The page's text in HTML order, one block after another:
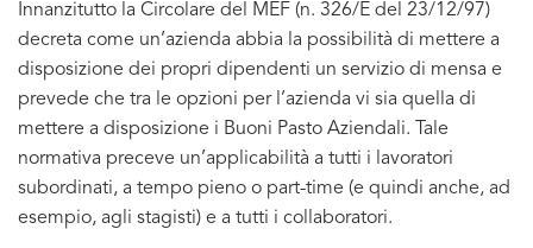
Innanzitutto la Circolare del MEF (n. 326/E del 23/12/97)
decreta come un’azienda abbia la possibilità di mettere a
disposizione dei propri dipendenti un servizio di mensa e
prevede che tra le opzioni per l’azienda vi sia quella di
mettere a disposizione i Buoni Pasto Aziendali. Tale
normativa preceve un’applicabilità a tutti i lavoratori
subordinati, a tempo pieno o part-time (e quindi anche, ad
esempio, agli stagisti) e a tutti i collaboratori.